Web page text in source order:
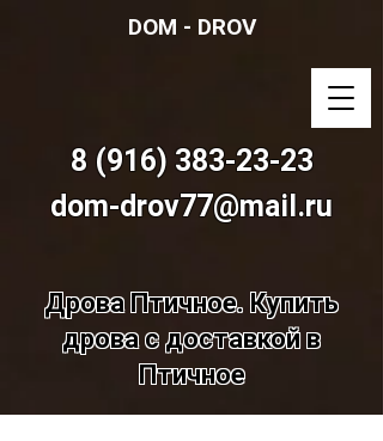
DOM - DROV
8 (916) 383-23-23
dom-drov77@mail.ru
Дрова Птичное. Купить
дрова с доставкой в
Птичное